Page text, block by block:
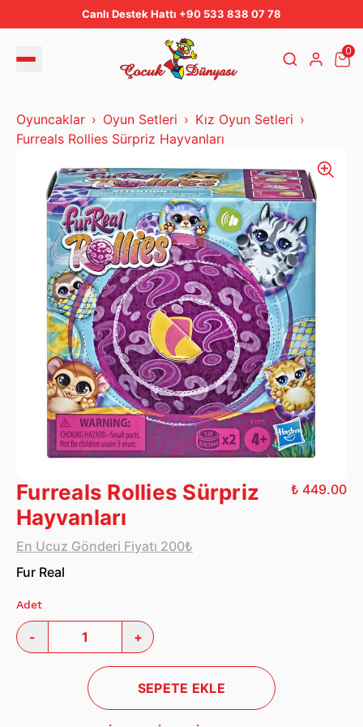
Canlı Destek Hattı +90 533 838 07 78
0
Oyuncaklar Oyun Setleri
Kız Oyun Setleri
Furreals Rollies Sürpriz Hayvanları
Furreals Rollies Sürpriz
Hayvanları
En Ucuz Gönderi Fiyatı 200₺
₺ 449.00
Fur Real
Adet
- +
SEPETE EKLE